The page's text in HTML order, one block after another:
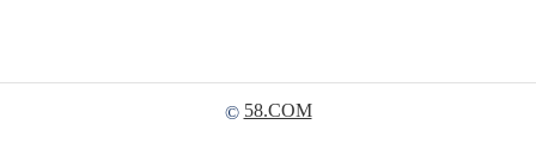
© 58.COM